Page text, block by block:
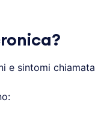
e sintomi chiamata